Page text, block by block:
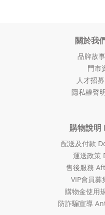
關於我
品牌故
門市
人才招
隱私權聲
購物說明
配送及付款
運送政策
售後服務
VIP會員
購物金使用
防詐騙宣導